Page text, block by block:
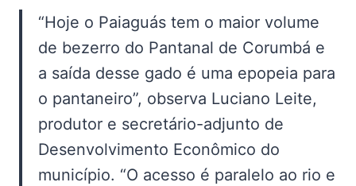
“Hoje o Paiaguás tem o maior volume
de bezerro do Pantanal de Corumbá e
a saída desse gado é uma epopeia para
o pantaneiro”, observa Luciano Leite,
produtor e secretário-adjunto de
Desenvolvimento Econômico do
município. “O acesso é paralelo ao rio e